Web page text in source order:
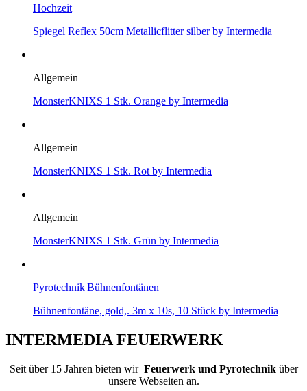
Hochzeit
Spiegel Reflex 50cm Metallicflitter silber by Intermedia
Allgemein
MonsterKNIXS 1 Stk. Orange by Intermedia
Allgemein
MonsterKNIXS 1 Stk. Rot by Intermedia
Allgemein
MonsterKNIXS 1 Stk. Grün by Intermedia
Pyrotechnik|Bühnenfontänen
Bühnenfontäne, gold,. 3m x 10s, 10 Stück by Intermedia
INTERMEDIA FEUERWERK
Seit über 15 Jahren bieten wir Feuerwerk und Pyrotechnik über
unsere Webseiten an.